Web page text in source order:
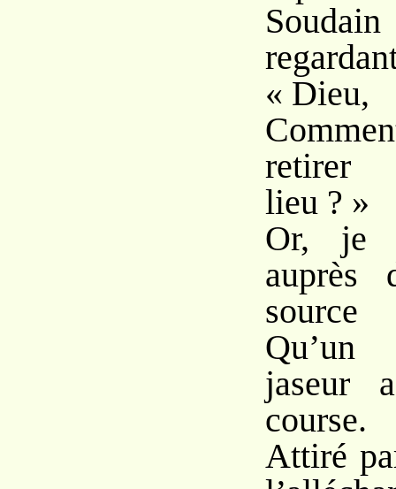
« Dieu,
retirer
lieu ? »
Or, je
auprès
source
jaseur
course.
Attiré